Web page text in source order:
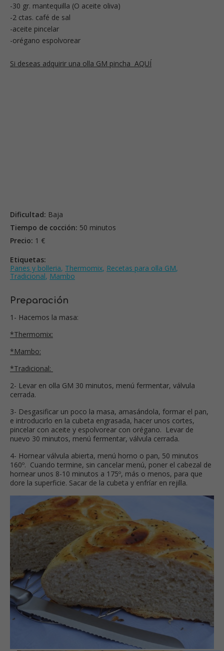
-30 gr. mantequilla (O aceite oliva)
-2 ctas. café de sal
-aceite pincelar
-orégano espolvorear
Si deseas adquirir una olla GM pincha AQUÍ
Dificultad: Baja
Tiempo de cocción: 50 minutos
Precio: 1 €
Etiquetas:
Panes y bolleria, Thermomix, Recetas para olla GM,
Tradicional, Mambo
Preparación
1- Hacemos la masa:
*Thermomix:
*Mambo:
*Tradicional:
2- Levar en olla GM 30 minutos, menú fermentar, válvula
cerrada.
3- Desgasificar un poco la masa, amasándola, formar el pan,
e introducirlo en la cubeta engrasada, hacer unos cortes,
pincelar con aceite y espolvorear con orégano. Levar de
nuevo 30 minutos, menú fermentar, válvula cerrada.
4- Hornear válvula abierta, menú horno o pan, 50 minutos
160º. Cuando termine, sin cancelar menú, poner el cabezal de
hornear unos 8-10 minutos a 175º, más o menos, para que
dore la superficie. Sacar de la cubeta y enfríar en rejilla.